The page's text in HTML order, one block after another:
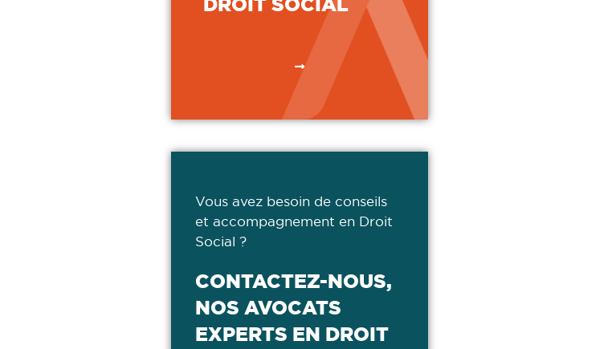
DROIT SOCIAL
Vous avez besoin de conseils
et accompagnement en Droit
Social ?
CONTACTEZ-NOUS,
NOS AVOCATS
EXPERTS EN DROIT